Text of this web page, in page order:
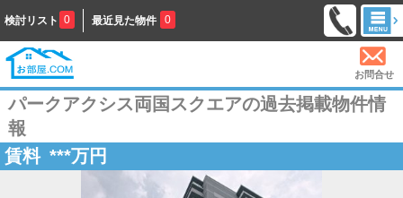
検討リスト 0 最近見た物件 0
お問合せ
パークアクシス両国スクエアの過去掲載物件情
報
賃料 ***万円